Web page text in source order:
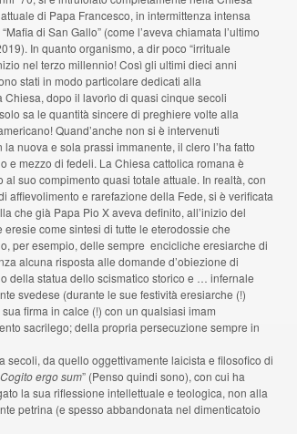
di Papa Francesco, in intermittenza intensa
di San Gallo” (come l’aveva chiamata l’ultimo
In quanto organismo, a dir poco “irrituale
nel terzo millennio! Così gli ultimi dieci anni
stati in modo particolare dedicati alla
dopo il lavorìo di quasi cinque secoli
sa le quantità sincere di preghiere volte alla
Quand’anche non si è intervenuti
nuova e sola prassi immanente, il clero l’ha fatto
e mezzo di fedeli. La Chiesa cattolica romana è
suo compimento quasi totale attuale. In realtà, con
affievolimento e rarefazione della Fede, si è verificata
che già Papa Pio X aveva definito, all’inizio del
eresie come sintesi di tutte le eterodossie che
per esempio, delle sempre encicliche eresiarche di
alcuna risposta alle domande d’obiezione di
della statua dello scismatico storico e … infernale
svedese (durante le sue festività eresiarche (!)
firma in calce (!) con un qualsiasi imam
sacrilego; della propria persecuzione sempre in
secoli, da quello oggettivamente laicista e filosofico di
Cogito ergo sum” (Penso quindi sono), con cui ha
la sua riflessione intellettuale e teologica, non alla
petrina (e spesso abbandonata nel dimenticatoio